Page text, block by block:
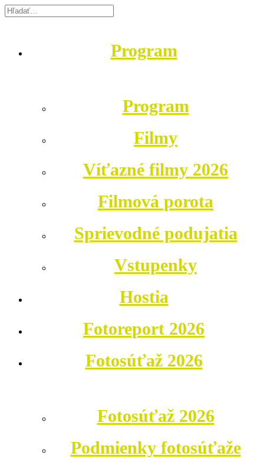
Program
Program
Filmy
Víťazné filmy 2026
Filmová porota
Sprievodné podujatia
Vstupenky
Hostia
Fotoreport 2026
Fotosúťaž 2026
Fotosúťaž 2026
Podmienky fotosúťaže